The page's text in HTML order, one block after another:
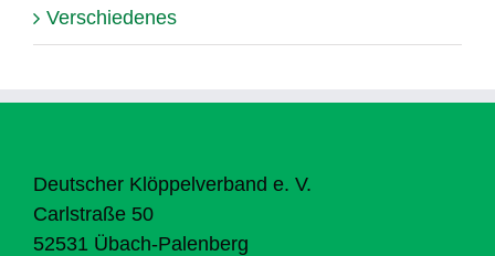
Verschiedenes
Deutscher Klöppelverband e. V.
Carlstraße 50
52531 Übach-Palenberg